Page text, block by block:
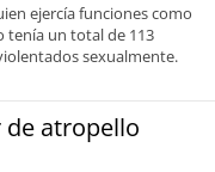
ejercía funciones como
tenía un total de 113
sexualmente.
atropello